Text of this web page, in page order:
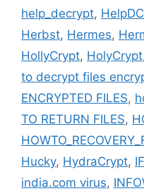
help_decrypt,
Herbst, Hermes,
HollyCrypt, HolyCrypt
to decrypt files
ENCRYPTED FILES,
TO RETURN FILES,
Hucky, HydraCrypt,
india.com virus,